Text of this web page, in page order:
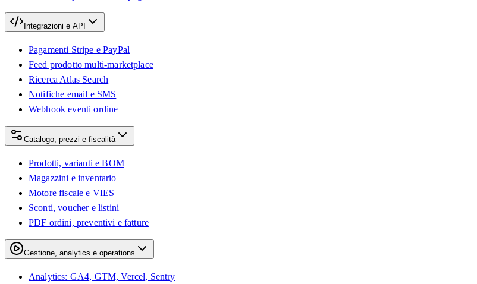
Integrazioni e API
Pagamenti Stripe e PayPal
Feed prodotto multi-marketplace
Ricerca Atlas Search
Notifiche email e SMS
Webhook eventi ordine
Catalogo, prezzi e fiscalità
Prodotti, varianti e BOM
Magazzini e inventario
Motore fiscale e VIES
Sconti, voucher e listini
PDF ordini, preventivi e fatture
Gestione, analytics e operations
Analytics: GA4, GTM, Vercel, Sentry